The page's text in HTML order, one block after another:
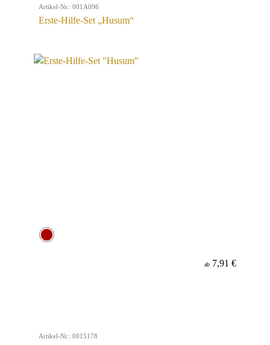
Artikel-Nr.: 001A096
Erste-Hilfe-Set „Husum“
ab 7,91 €
Artikel-Nr.: 0015178